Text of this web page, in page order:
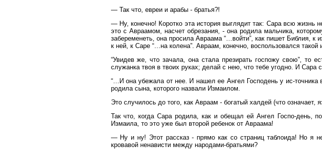
— Так что, евреи и арабы - братья?!
— Ну, конечно! Коротко эта история выглядит так: Сара всю жизнь
это с Авраамом, насчет обрезания, - она родила мальчика,
забеременеть, она просила Авраама “…войти”, как пишет Библия,
к ней, к Саре “…на колена”. Авраам, конечно, воспользовался такой
“Увидев же, что зачала, она стала презирать госпожу свою”, то
служанка твоя в твоих руках; делай с нею, что тебе угодно. И Сара
“…И она убежала от нее. И нашел ее Ангел Господень у ис-точника
родила сына, которого назвали Измаилом.
Это случилось до того, как Авраам - богатый халдей (что
Так что, когда Сара родила, как и обещал ей Ангел Госпо-день,
Измаила, то это уже был второй ребенок от Авраама!
— Ну и ну! Этот рассказ - прямо как со страниц таблоида! Но я
кровавой ненависти между народами-братьями?